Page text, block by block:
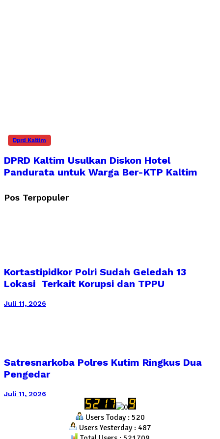
Dprd Kaltim
DPRD Kaltim Usulkan Diskon Hotel
Pandurata untuk Warga Ber-KTP Kaltim
Pos Terpopuler
Kortastipidkor Polri Sudah Geledah 13
Lokasi Terkait Korupsi dan TPPU
Juli 11, 2026
Satresnarkoba Polres Kutim Ringkus Dua
Pengedar
Juli 11, 2026
Users Today : 520
Users Yesterday : 487